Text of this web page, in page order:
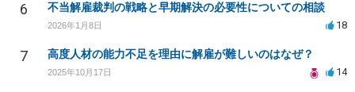
6 不当解雇裁判の戦略と早期解決の必要性についての相談
2026年1月8日 18
7 高度人材の能力不足を理由に解雇が難しいのはなぜ？
2025年10月17日 14